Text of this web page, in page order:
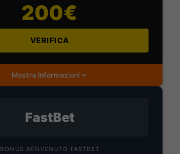
200€
VERIFICA
Mostra Informazioni
FastBet
BONUS BENVENUTO FASTBET